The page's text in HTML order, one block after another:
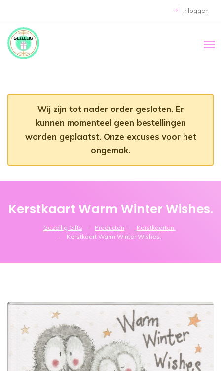
Inloggen
Wij zijn tot nader order gesloten. Er
kunnen momenteel geen bestellingen
worden geplaatst. Onze excuses voor het
ongemak.
Kerstkaart Warm Winter Wishes.
Gezellig Gifts Producten
Kerstkaarten.
Kerstkaart Warm Winter Wishes.